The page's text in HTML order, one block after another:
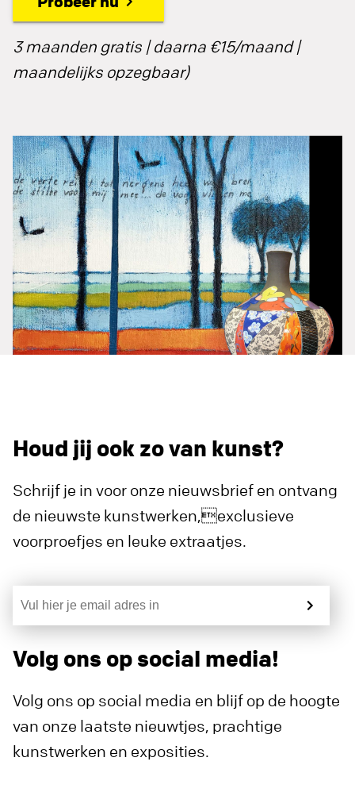
3 maanden gratis | daarna €15/maand |
maandelijks opzegbaar)
Houd jij ook zo van kunst?
Schrijf je in voor onze nieuwsbrief en ontvang
de nieuwste kunstwerken,exclusieve
voorproefjes en leuke extraatjes.
Volg ons op social media!
Volg ons op social media en blijf op de hoogte
van onze laatste nieuwtjes, prachtige
kunstwerken en exposities.